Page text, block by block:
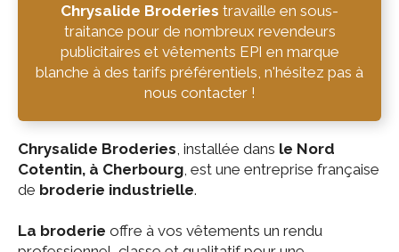
Chrysalide Broderies travaille en sous-
traitance pour de nombreux revendeurs
publicitaires et vêtements EPI en marque
blanche à des tarifs préférentiels, n'hésitez pas à
nous contacter !
Chrysalide Broderies , installée dans le Nord
Cotentin, à Cherbourg , est une entreprise française
de broderie industrielle.
La broderie offre à vos vêtements un rendu